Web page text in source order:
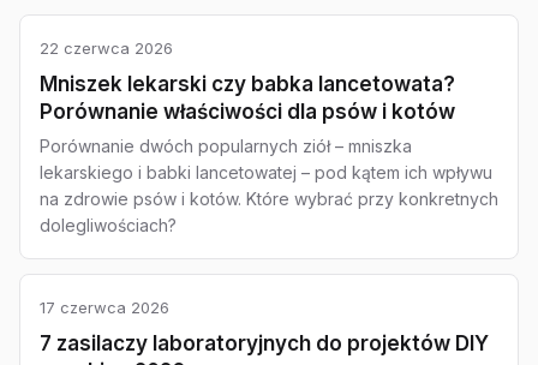
22 czerwca 2026
Mniszek lekarski czy babka lancetowata?
Porównanie właściwości dla psów i kotów
Porównanie dwóch popularnych ziół – mniszka
lekarskiego i babki lancetowatej – pod kątem ich wpływu
na zdrowie psów i kotów. Które wybrać przy konkretnych
dolegliwościach?
17 czerwca 2026
7 zasilaczy laboratoryjnych do projektów DIY